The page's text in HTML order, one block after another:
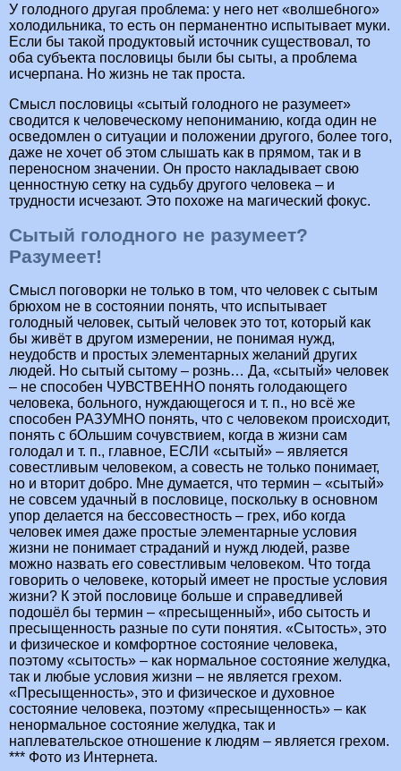
У голодного другая проблема: у него нет «волшебного»
холодильника, то есть он перманентно испытывает муки.
Если бы такой продуктовый источник существовал, то
оба субъекта пословицы были бы сыты, а проблема
исчерпана. Но жизнь не так проста.
Смысл пословицы «сытый голодного не разумеет»
сводится к человеческому непониманию, когда один не
осведомлен о ситуации и положении другого, более того,
даже не хочет об этом слышать как в прямом, так и в
переносном значении. Он просто накладывает свою
ценностную сетку на судьбу другого человека – и
трудности исчезают. Это похоже на магический фокус.
Сытый голодного не разумеет?
Разумеет!
Смысл поговорки не только в том, что человек с сытым
брюхом не в состоянии понять, что испытывает
голодный человек, сытый человек это тот, который как
бы живёт в другом измерении, не понимая нужд,
неудобств и простых элементарных желаний других
людей. Но сытый сытому – рознь… Да, «сытый» человек
– не способен ЧУВСТВЕННО понять голодающего
человека, больного, нуждающегося и т. п., но всё же
способен РАЗУМНО понять, что с человеком происходит,
понять с бОльшим сочувствием, когда в жизни сам
голодал и т. п., главное, ЕСЛИ «сытый» – является
совестливым человеком, а совесть не только понимает,
но и вторит добро. Мне думается, что термин – «сытый»
не совсем удачный в пословице, поскольку в основном
упор делается на бессовестность – грех, ибо когда
человек имея даже простые элементарные условия
жизни не понимает страданий и нужд людей, разве
можно назвать его совестливым человеком. Что тогда
говорить о человеке, который имеет не простые условия
жизни? К этой пословице больше и справедливей
подошёл бы термин – «пресыщенный», ибо сытость и
пресыщенность разные по сути понятия. «Сытость», это
и физическое и комфортное состояние человека,
поэтому «сытость» – как нормальное состояние желудка,
так и любые условия жизни – не является грехом.
«Пресыщенность», это и физическое и духовное
состояние человека, поэтому «пресыщенность» – как
ненормальное состояние желудка, так и
наплевательское отношение к людям – является грехом.
*** Фото из Интернета.